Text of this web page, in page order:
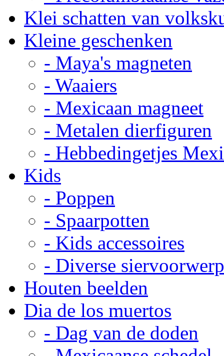
Klei schatten van
Kleine geschenken
- Maya's magneten
- Waaiers
- Mexicaan magneet
- Metalen dierfiguren
- Hebbedingetjes
Kids
- Poppen
- Spaarpotten
- Kids accessoires
- Diverse
Houten beelden
Dia de los muertos
- Dag van de doden